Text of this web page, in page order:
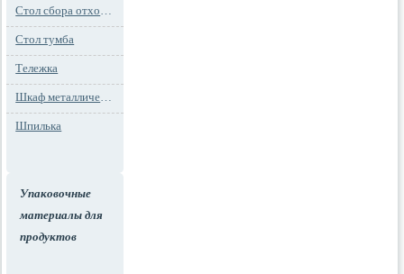
Стол сбора отходов
Стол тумба
Тележка
Шкаф металлический
Шпилька
Упаковочные
материалы для
продуктов